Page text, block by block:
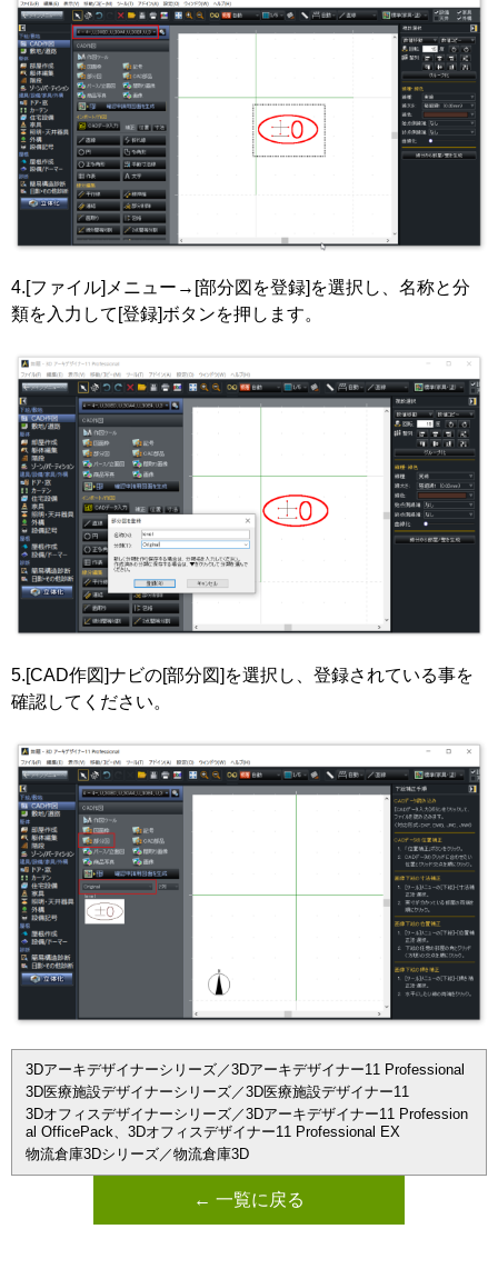
4.[ファイル]メニュー→[部分図を登録]を選択し、名称と分
類を入力して[登録]ボタンを押します。
5.[CAD作図]ナビの[部分図]を選択し、登録されている事を
確認してください。
3Dアーキデザイナーシリーズ／3Dアーキデザイナー11 Professional
3D医療施設デザイナーシリーズ／3D医療施設デザイナー11
3Dオフィスデザイナーシリーズ／3Dアーキデザイナー11 Profession
al OfficePack、3Dオフィスデザイナー11 Professional EX
物流倉庫3Dシリーズ／物流倉庫3D
← 一覧に戻る